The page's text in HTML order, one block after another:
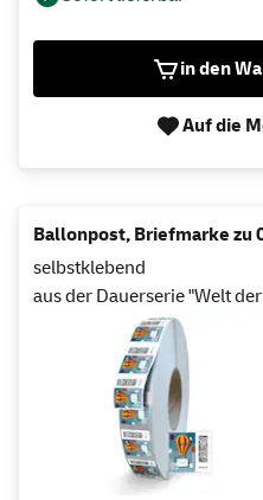
in den
Auf die
Ballonpost, Briefmarke zu
selbstklebend
aus der Dauerserie "Welt